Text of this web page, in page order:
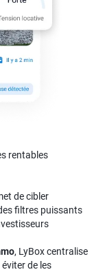
rentables
de cibler
filtres puissants
, LyBox centralise
de les